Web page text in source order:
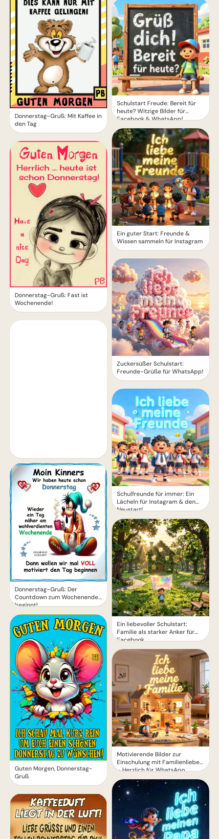
Donnerstag-Gruß: Mit Kaffee in
den Tag
Donnerstag-Gruß: Fast ist
Wochenende!
Donnerstag-Gruß: Der
Countdown zum Wochenende
beginnt!
Guten Morgen, Donnerstag-
Gruß
Schulstart Freude: Bereit für
heute? Witzige Bilder für
Facebook & WhatsApp!
Ein guter Start: Freunde &
Wissen sammeln für Instagram
Zuckersüßer Schulstart:
Freunde-Grüße für WhatsApp!
Schulfreunde für immer: Ein
Lächeln für Instagram & den
Neustart!
Ein liebevoller Schulstart:
Familie als starker Anker für
Facebook
Motivierende Bilder zur
Einschulung mit Familienliebe
– Herzlich für WhatsApp